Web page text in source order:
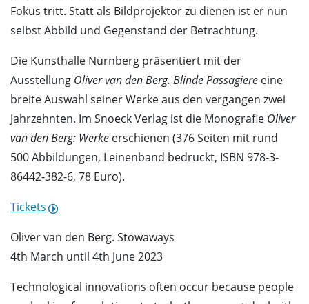
Fokus tritt. Statt als Bildprojektor zu dienen ist er nun
selbst Abbild und Gegenstand der Betrachtung.
Die Kunsthalle Nürnberg präsentiert mit der
Ausstellung Oliver van den Berg. Blinde Passagiere eine
breite Auswahl seiner Werke aus den vergangen zwei
Jahrzehnten. Im Snoeck Verlag ist die Monografie Oliver
van den Berg: Werke erschienen (376 Seiten mit rund
500 Abbildungen, Leinenband bedruckt, ISBN 978-3-
86442-382-6, 78 Euro).
Tickets
Oliver van den Berg. Stowaways
4th March until 4th June 2023
Technological innovations often occur because people